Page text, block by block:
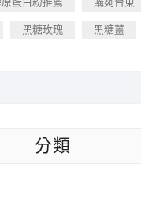
黑糖玫瑰 黑糖薑
分類